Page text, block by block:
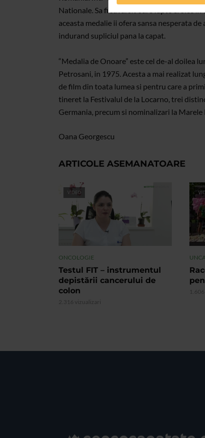
Nationale. Sa fi savarsit oare fapte eroice
aceasta medalie ii ofera sansa nesperata
indurand supliciul pana la capat.
“Medalia de Onoare” este cel de-al doilea
Petrosani, in 1975. Acesta a mai realizat
de film din toata lumea si pentru care a
tineret la Festivalul de la Locarno, trei
Germania, precum si nominalizari la
Oana Georgescu
ARTICOLE ASEMANATOARE
VIDEO
ONCOLOGIE
Testul FIT – instrumentul
depistării cancerului de
colon
2.316 vizualizari